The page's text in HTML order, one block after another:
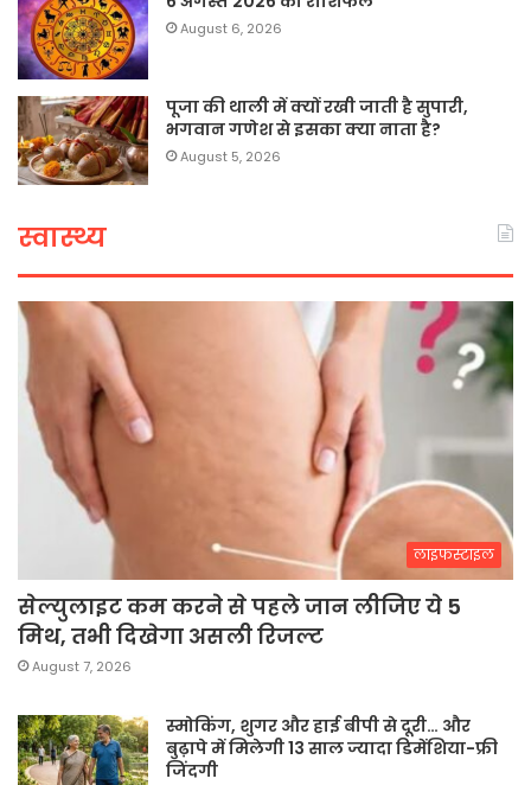
August 6, 2026
पूजा की थाली में क्यों रखी जाती है सुपारी,
भगवान गणेश से इसका क्या नाता है?
August 5, 2026
स्वास्थ्य
लाइफस्टाइल
सेल्युलाइट कम करने से पहले जान लीजिए ये 5
मिथ, तभी दिखेगा असली रिजल्ट
August 7, 2026
स्मोकिंग, शुगर और हाई बीपी से दूरी… और
बुढ़ापे में मिलेगी 13 साल ज्यादा डिमेंशिया-फ्री
जिंदगी